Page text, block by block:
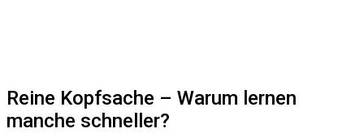
Reine Kopfsache – Warum lernen
manche schneller?